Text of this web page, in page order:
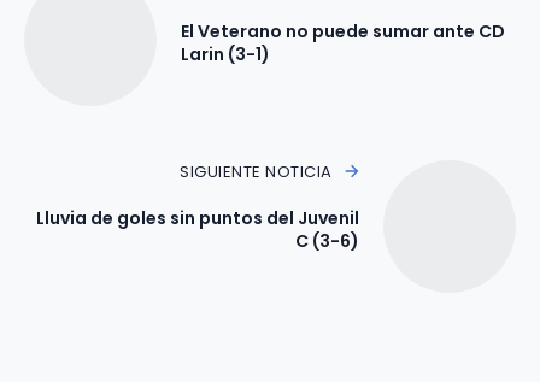
El Veterano no puede sumar ante CD
Larin (3-1)
SIGUIENTE NOTICIA
Lluvia de goles sin puntos del Juvenil
C (3-6)